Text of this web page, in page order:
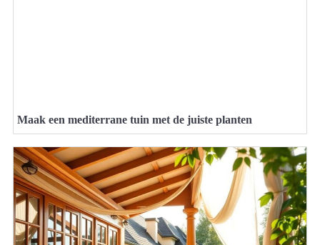
Maak een mediterrane tuin met de juiste planten